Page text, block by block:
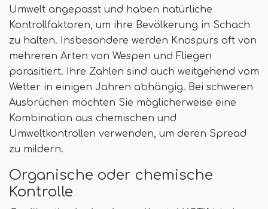
Umwelt angepasst und haben natürliche
Kontrollfaktoren, um ihre Bevölkerung in Schach
zu halten. Insbesondere werden Knospurs oft von
mehreren Arten von Wespen und Fliegen
parasitiert. Ihre Zahlen sind auch weitgehend vom
Wetter in einigen Jahren abhängig. Bei schweren
Ausbrüchen möchten Sie möglicherweise eine
Kombination aus chemischen und
Umweltkontrollen verwenden, um deren Spread
zu mildern.
Organische oder chemische
Kontrolle